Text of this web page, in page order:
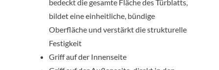
bedeckt die gesamte Fläche des Türblatts,
bildet eine einheitliche, bündige
Oberfläche und verstärkt die strukturelle
Festigkeit
Griff auf der Innenseite